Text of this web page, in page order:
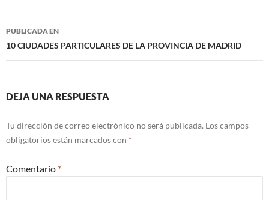
Navegación
de
PUBLICADA EN
10 CIUDADES PARTICULARES DE LA PROVINCIA DE MADRID
DEJA UNA RESPUESTA
Tu dirección de correo electrónico no será publicada. Los campos
obligatorios están marcados con *
Comentario *